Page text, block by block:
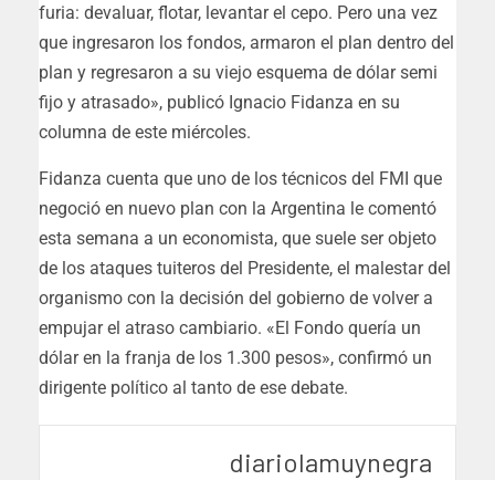
furia: devaluar, flotar, levantar el cepo. Pero una vez
que ingresaron los fondos, armaron el plan dentro del
plan y regresaron a su viejo esquema de dólar semi
fijo y atrasado», publicó Ignacio Fidanza en su
columna de este miércoles.
Fidanza cuenta que uno de los técnicos del FMI que
negoció en nuevo plan con la Argentina le comentó
esta semana a un economista, que suele ser objeto
de los ataques tuiteros del Presidente, el malestar del
organismo con la decisión del gobierno de volver a
empujar el atraso cambiario. «El Fondo quería un
dólar en la franja de los 1.300 pesos», confirmó un
dirigente político al tanto de ese debate.
diariolamuynegra